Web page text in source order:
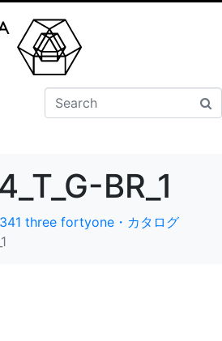
BR_1
341 three fortyone・カタログ